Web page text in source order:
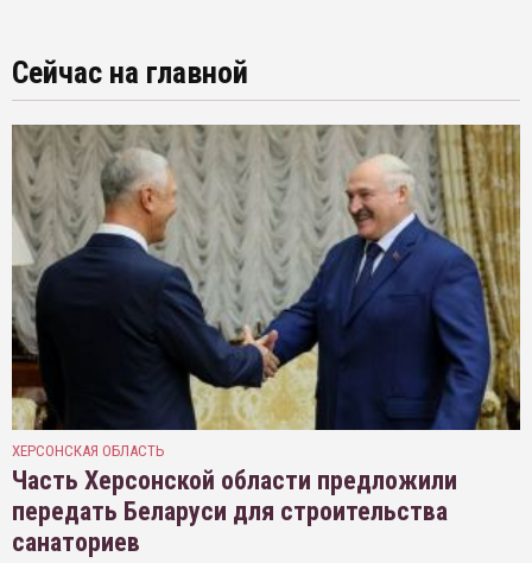
Сейчас на главной
ХЕРСОНСКАЯ ОБЛАСТЬ
Часть Херсонской области предложили
передать Беларуси для строительства
санаториев